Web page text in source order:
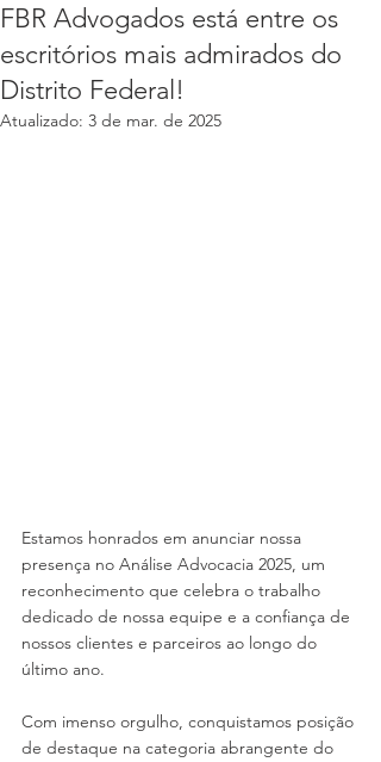
FBR Advogados está entre os
escritórios mais admirados do
Distrito Federal!
Atualizado: 3 de mar. de 2025
Estamos honrados em anunciar nossa
presença no Análise Advocacia 2025, um
reconhecimento que celebra o trabalho
dedicado de nossa equipe e a confiança de
nossos clientes e parceiros ao longo do
último ano.
Com imenso orgulho, conquistamos posição
de destaque na categoria abrangente do